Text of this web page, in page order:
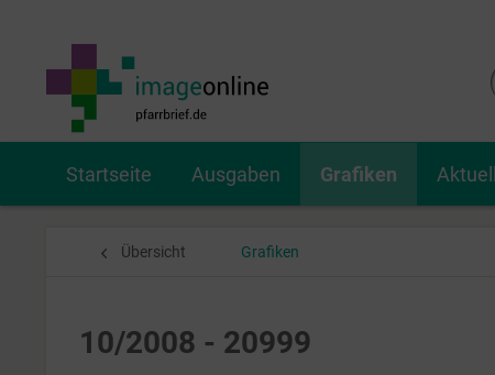
Startseite Ausgaben Grafiken
Übersicht Grafiken
10/2008 - 20999